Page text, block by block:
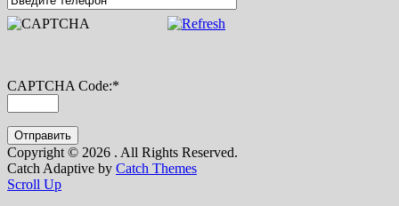
CAPTCHA Code:*
Copyright © 2026 . All Rights Reserved.
Catch Adaptive by Catch Themes
Scroll Up